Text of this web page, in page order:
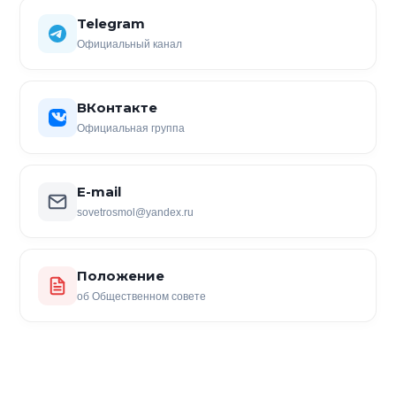
Telegram
Официальный канал
ВКонтакте
Официальная группа
E-mail
sovetrosmol@yandex.ru
Положение
об Общественном совете